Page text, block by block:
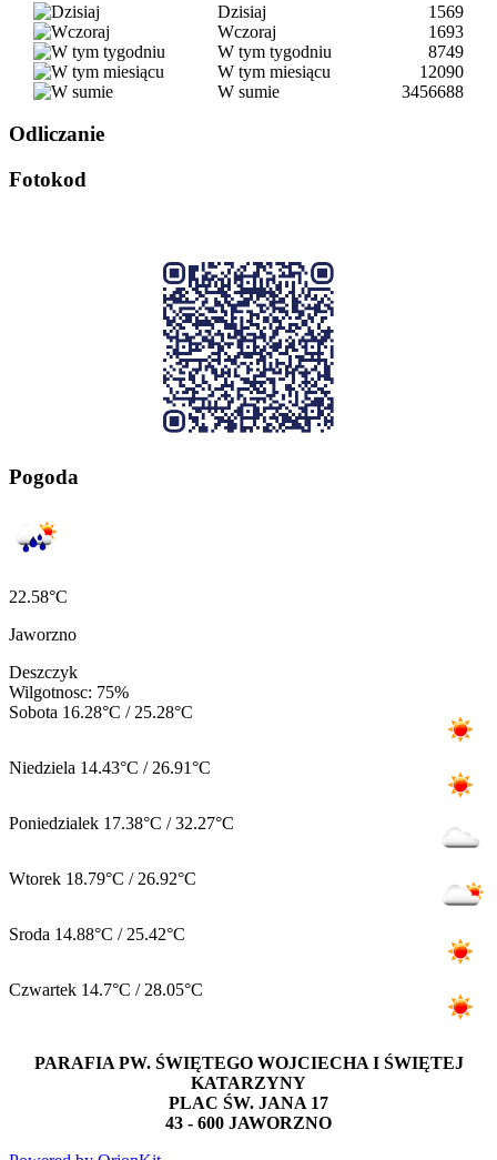
Dzisiaj
1569
Wczoraj
1693
W tym tygodniu
8749
W tym miesiącu
12090
W sumie
3456688
Odliczanie
Fotokod
Pogoda
22.58°C
Jaworzno
Deszczyk
Wilgotnosc: 75%
Sobota 16.28°C / 25.28°C
Niedziela 14.43°C / 26.91°C
Poniedzialek 17.38°C / 32.27°C
Wtorek 18.79°C / 26.92°C
Sroda 14.88°C / 25.42°C
Czwartek 14.7°C / 28.05°C
PARAFIA PW. ŚWIĘTEGO WOJCIECHA I ŚWIĘTEJ
KATARZYNY
PLAC ŚW. JANA 17
43 - 600 JAWORZNO